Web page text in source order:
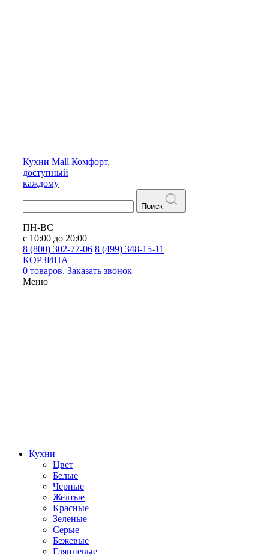
Кухни Mall Комфорт,
доступный
каждому
Поиск
ПН-ВС
с 10:00 до 20:00
8 (800) 302-77-06 8 (499) 348-15-11
КОРЗИНА
0 товаров. Заказать звонок
Меню
Кухни
Цвет
Белые
Черные
Желтые
Красные
Зеленые
Серые
Бежевые
Глянцевые